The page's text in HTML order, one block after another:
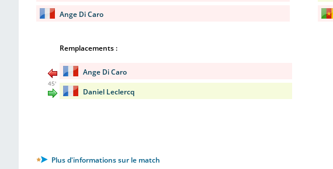
Ange Di Caro
Remplacements :
Ange Di Caro
45'
Daniel Leclercq
Plus d'informations sur le match